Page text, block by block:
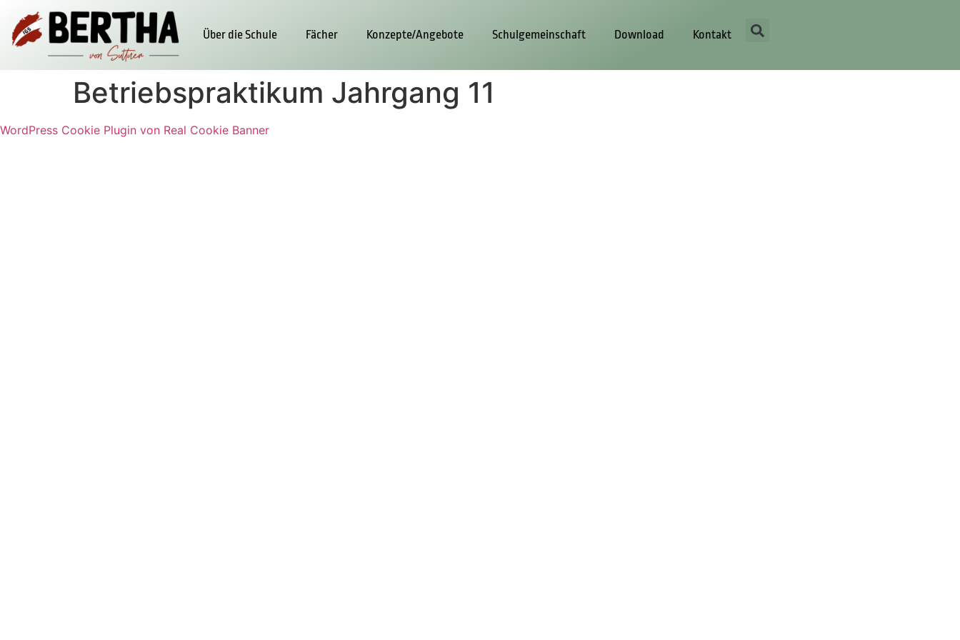
Über die Schule Fächer Konzepte/Angebote Schulgemeinschaft Download Kontakt
Betriebspraktikum Jahrgang 11
WordPress Cookie Plugin von Real Cookie Banner